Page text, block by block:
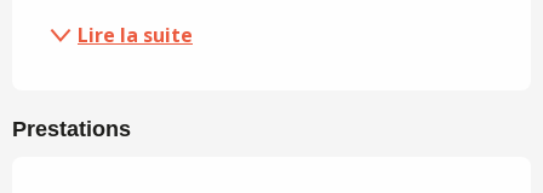
Lire la suite
Prestations